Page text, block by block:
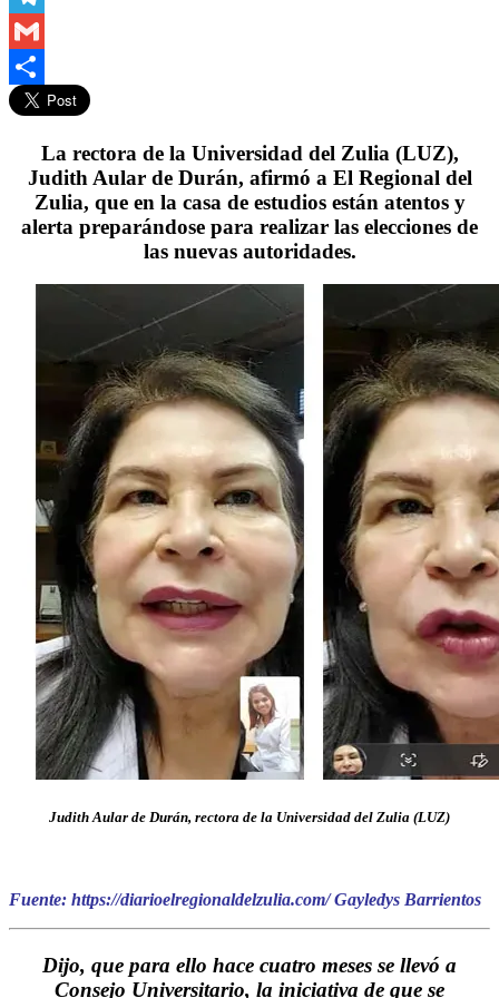
Telegram
Gmail
Compartir
La rectora de la Universidad del Zulia (LUZ),
Judith Aular de Durán, afirmó a El Regional del
Zulia, que en la casa de estudios están atentos y
alerta preparándose para realizar las elecciones de
las nuevas autoridades.
Judith Aular de Durán, rectora de la Universidad del Zulia (LUZ)
Fuente: https://diarioelregionaldelzulia.com/ Gayledys Barrientos
Dijo, que para ello hace cuatro meses se llevó a
Consejo Universitario, la iniciativa de que se